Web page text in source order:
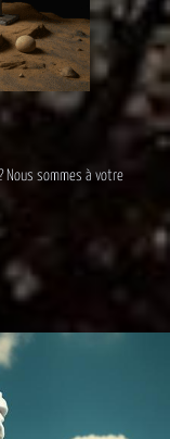
Nous sommes à votre